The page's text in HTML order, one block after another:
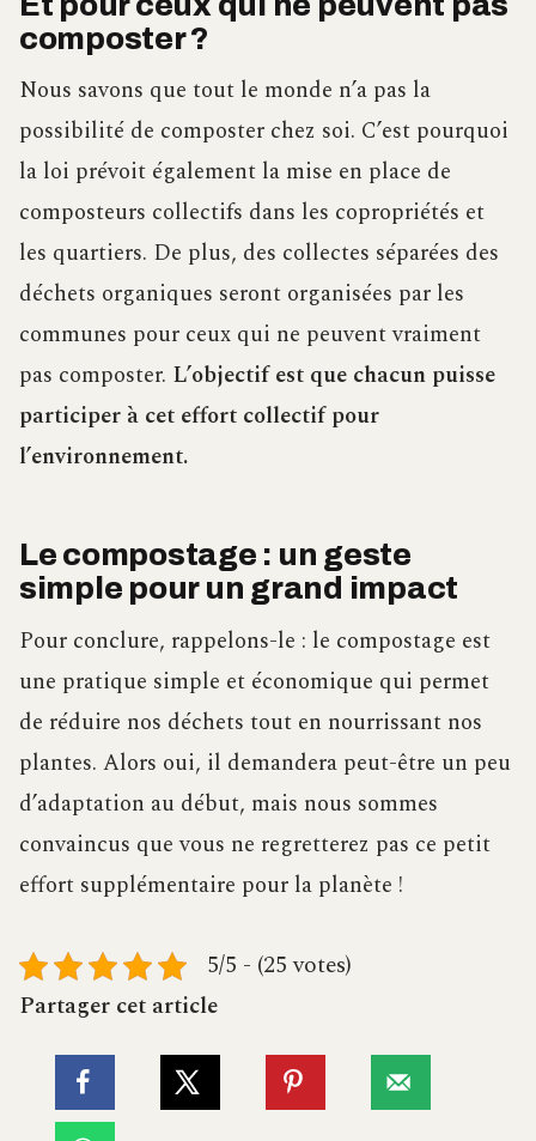
composter ?
Nous savons que tout le monde n’a pas la
possibilité de composter chez soi. C’est pourquoi
la loi prévoit également la mise en place de
composteurs collectifs dans les copropriétés et
les quartiers. De plus, des collectes séparées des
déchets organiques seront organisées par les
communes pour ceux qui ne peuvent vraiment
pas composter. L’objectif est que chacun puisse
participer à cet effort collectif pour
l’environnement.
Le compostage : un geste
simple pour un grand impact
Pour conclure, rappelons-le : le compostage est
une pratique simple et économique qui permet
de réduire nos déchets tout en nourrissant nos
plantes. Alors oui, il demandera peut-être un peu
d’adaptation au début, mais nous sommes
convaincus que vous ne regretterez pas ce petit
effort supplémentaire pour la planète !
5/5 - (25 votes)
Partager cet article